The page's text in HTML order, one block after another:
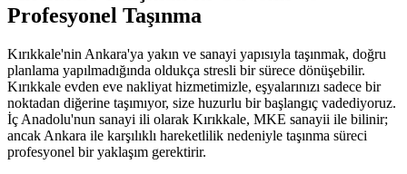
Profesyonel Taşınma
Kırıkkale'nin Ankara'ya yakın ve sanayi yapısıyla taşınmak, doğru
planlama yapılmadığında oldukça stresli bir sürece dönüşebilir.
Kırıkkale evden eve nakliyat hizmetimizle, eşyalarınızı sadece bir
noktadan diğerine taşımıyor, size huzurlu bir başlangıç vadediyoruz.
İç Anadolu'nun sanayi ili olarak Kırıkkale, MKE sanayii ile bilinir;
ancak Ankara ile karşılıklı hareketlilik nedeniyle taşınma süreci
profesyonel bir yaklaşım gerektirir.